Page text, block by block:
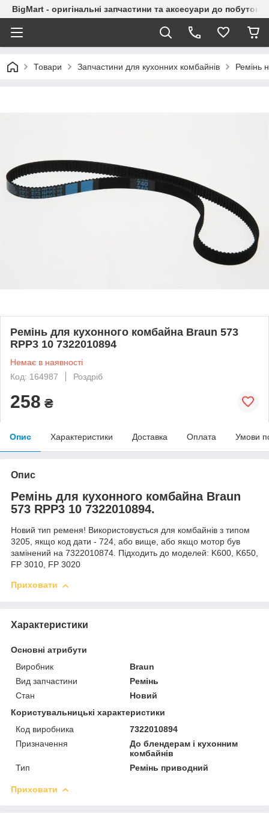
BigMart - оригінальні запчастини та аксесуари до побутової
Товари Запчастини для кухонних комбайнів Ремінь
Ремінь для кухонного комбайна Braun 573
RPP3 10 7322010894
Немає в наявності
Код: 164987
Роздріб
258 ₴
Опис Характеристики Доставка Оплата Умови
Опис
Ремінь для кухонного комбайна Braun
573 RPP3 10 7322010894.
Новий тип ременя! Використовується для комбайнів з типом
3205, якщо код дати - 724, або вище, або якщо мотор був
замінений на 7322010874. Підходить до моделей: K600, K650,
FP 3010, FP 3020
Приховати
Характеристики
Основні атрибути
Виробник
Braun
Вид запчастини
Ремінь
Стан
Новий
Користувальницькі характеристики
Код виробника
7322010894
Призначення
До блендерам і кухонним
комбайнів
Тип
Ремінь приводний
Приховати